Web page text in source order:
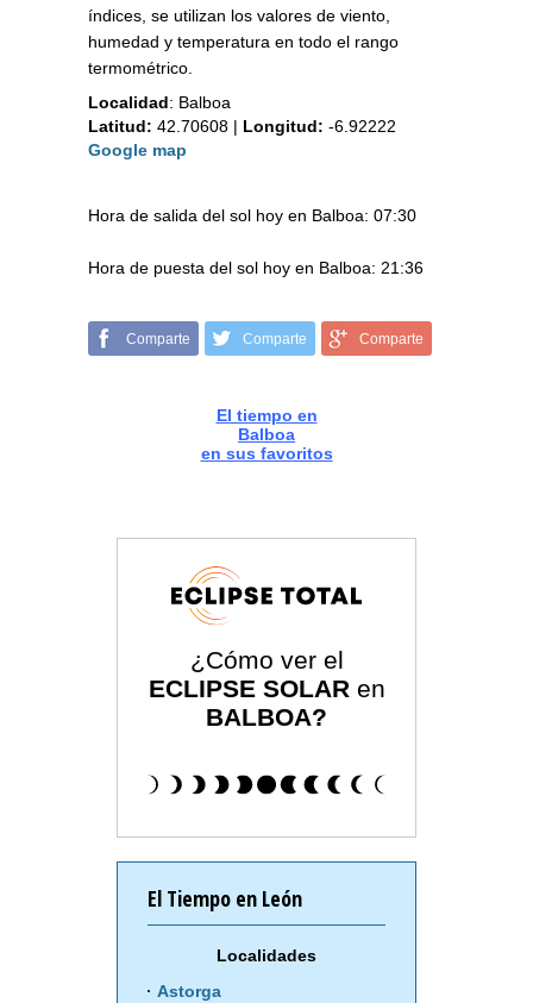
índices, se utilizan los valores de viento,
humedad y temperatura en todo el rango
termométrico.
Localidad: Balboa
Latitud: 42.70608 | Longitud: -6.92222
Google map
Hora de salida del sol hoy en Balboa: 07:30
Hora de puesta del sol hoy en Balboa: 21:36
Comparte Comparte Comparte
El tiempo en
Balboa
en sus favoritos
¿Cómo ver el
ECLIPSE SOLAR en
BALBOA?
El Tiempo en León
Localidades
Astorga